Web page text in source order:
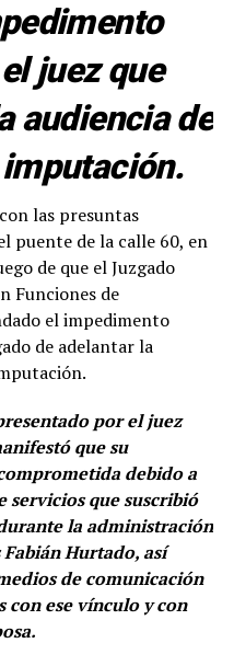
juez que
audiencia de
las presuntas
puente de la calle 60, en
de que el Juzgado
Funciones de
el impedimento
de adelantar la
por el juez
que su
debido a
servicios que suscribió
la administración
Hurtado, así
de comunicación
con ese vínculo y con